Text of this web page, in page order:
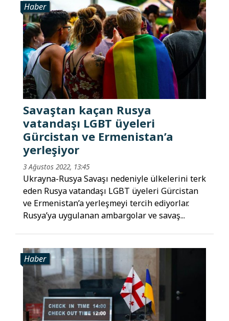
Haber
Savaştan kaçan Rusya
vatandaşı LGBT üyeleri
Gürcistan ve Ermenistan’a
yerleşiyor
3 Ağustos 2022, 13:45
Ukrayna-Rusya Savaşı nedeniyle ülkelerini terk
eden Rusya vatandaşı LGBT üyeleri Gürcistan
ve Ermenistan’a yerleşmeyi tercih ediyorlar.
Rusya’ya uygulanan ambargolar ve savaş...
Haber